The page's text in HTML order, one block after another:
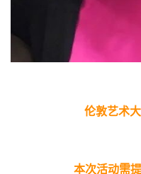
伦敦艺术
本次活动需